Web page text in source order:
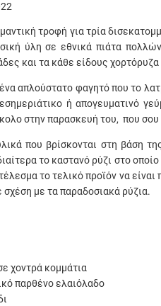
τροφή για τρία
ύλη σε εθνικά πιάτα
και τα κάθε είδους
απλούστατο φαγητό που το
ή απογευματινό
στην παρασκευή του, που σου
που βρίσκονται στη βάση
το καστανό ρύζι στο
το τελικό προϊόν να
σχέση με τα παραδοσιακά ρύζια.
χοντρά κομμάτια
παρθένο ελαιόλαδο